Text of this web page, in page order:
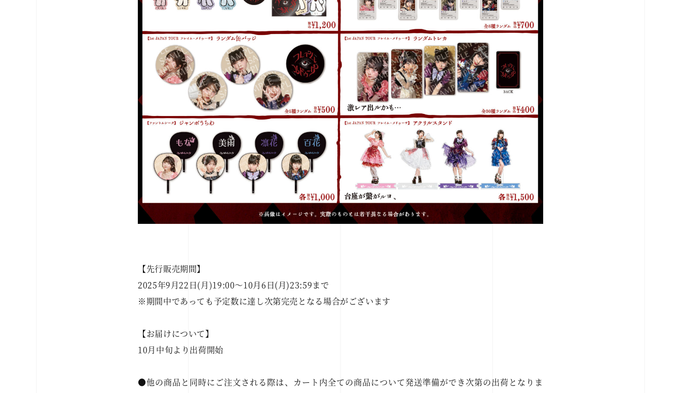
【先行販売期間】
2025年9月22日(月)19:00～10月6日(月)23:59まで
※期間中であっても予定数に達し次第完売となる場合がございます
【お届けについて】
10月中旬より出荷開始
●他の商品と同時にご注文される際は、カート内全ての商品について発送準備ができ次第の出荷となりま